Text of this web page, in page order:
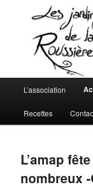
secondaireLes
L'AMAP de Montreuil-
principal
L’association
Recettes
L’amap
nombreux